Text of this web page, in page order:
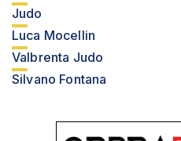
Judo
Luca Mocellin
Valbrenta Judo
Silvano Fontana